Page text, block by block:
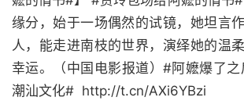
缘分，始于一场偶然的试镜，她坦言
人，能走进南枝的世界，演绎她的温
幸运。（中国电影报道）#阿嬷爆了
潮汕文化# ​​​​ http://t.cn/AXi6YBzi ​